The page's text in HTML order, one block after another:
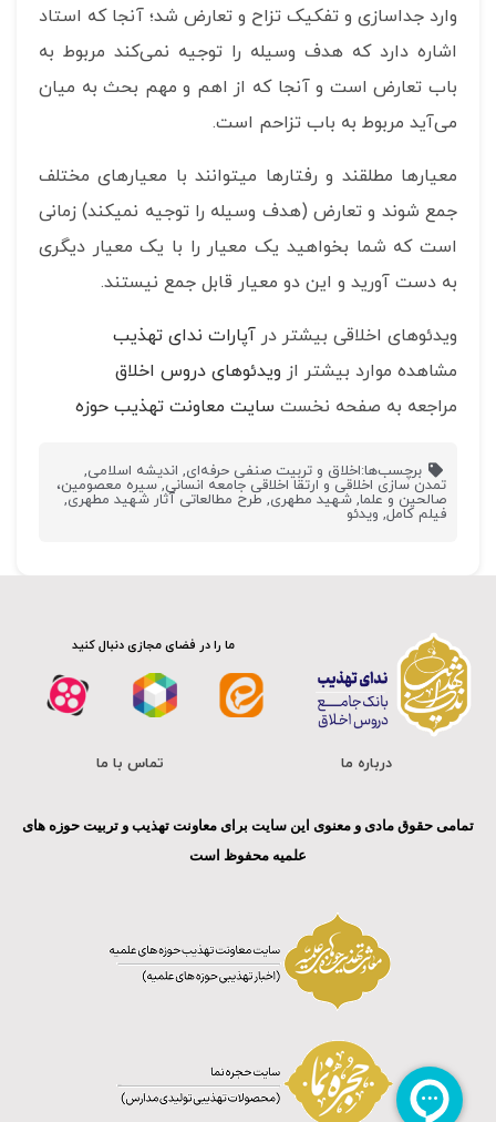
وارد جداسازی و تفکیک تزاح و تعارض شد؛ آنجا که استاد
اشاره دارد که هدف وسیله را توجیه نمی‌کند مربوط به
باب تعارض است و آنجا که از اهم و مهم بحث به میان
می‌آید مربوط به باب تزاحم است.
معیارها مطلقند و رفتارها می‎توانند با معیارهای مختلف
جمع شوند و تعارض (هدف وسیله را توجیه نمی‎کند) زمانی
است که شما بخواهید یک معیار را با یک معیار دیگری
به دست آورید و این دو معیار قابل جمع نیستند.
ویدئوهای اخلاقی بیشتر در آپارات ندای تهذیب
مشاهده موارد بیشتر از ویدئوهای دروس اخلاق
مراجعه به صفحه نخست سایت معاونت تهذیب حوزه
برچسب‌ها:اخلاق و تربیت صنفی حرفه‌ای, اندیشه اسلامی,
تمدن سازی اخلاقی و ارتقا اخلاقی جامعه انسانی, سیره معصومین،
صالحین و علما, شهید مطهری, طرح مطالعاتی آثار شهید مطهری,
فیلم کامل, ویدئو
ما را در فضای مجازی دنبال کنید
درباره ما تماس با ما
تمامی حقوق مادی و معنوی این سایت برای معاونت تهذیب و تربیت حوزه های
علمیه محفوظ است